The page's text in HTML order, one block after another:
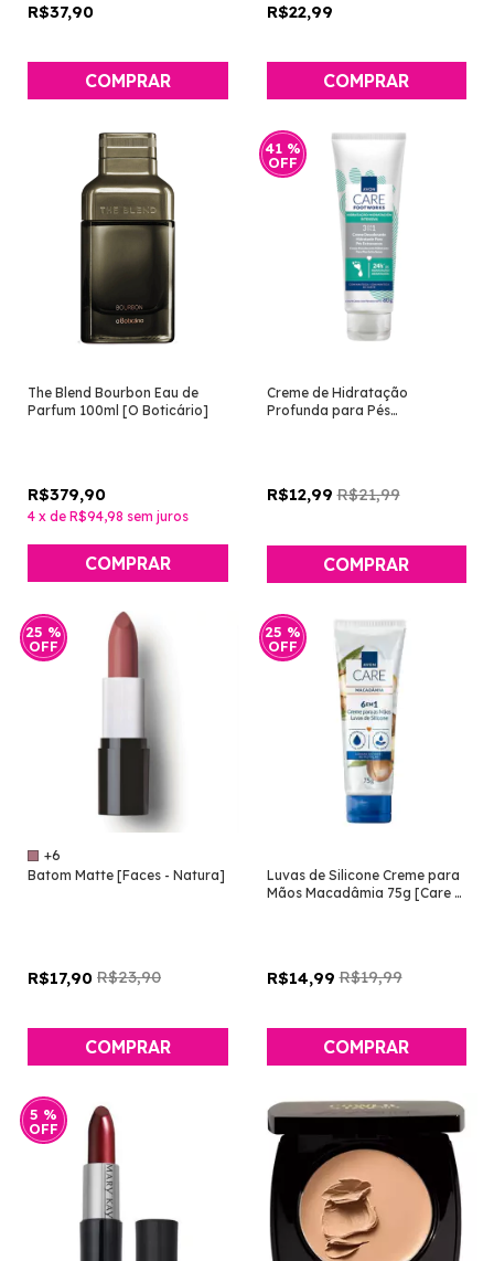
R$37,90 R$22,99
The Blend Bourbon Eau de
Parfum 100ml [O Boticário]
R$379,90
4 x de R$94,98 sem juros
41 %
OFF
Creme de Hidratação
Profunda para Pés
R$12,99 R$21,99
25 %
OFF
+6
Batom Matte [Faces - Natura]
R$17,90 R$23,90
COMPRAR
25 %
OFF
Luvas de Silicone Creme para
Mãos Macadâmia 75g [Care -
R$14,99 R$19,99
5 %
OFF